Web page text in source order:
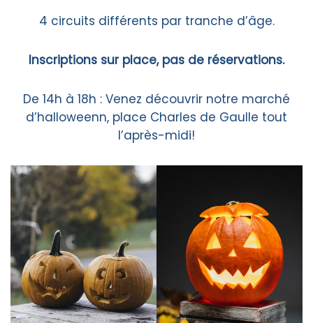
4 circuits différents par tranche d’âge.
Inscriptions sur place, pas de réservations.
De 14h à 18h : Venez découvrir notre marché
d’halloweenn, place Charles de Gaulle tout
l’après-midi!